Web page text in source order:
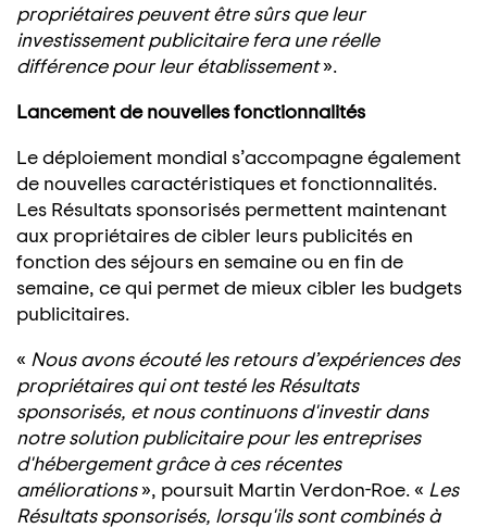
propriétaires peuvent être sûrs que leur
investissement publicitaire fera une réelle
différence pour leur établissement».
Lancement de nouvelles fonctionnalités
Le déploiement mondial s’accompagne également
de nouvelles caractéristiques et fonctionnalités.
Les Résultats sponsorisés permettent maintenant
aux propriétaires de cibler leurs publicités en
fonction des séjours en semaine ou en fin de
semaine, ce qui permet de mieux cibler les budgets
publicitaires.
« Nous avons écouté les retours d’expériences des
propriétaires qui ont testé les Résultats
sponsorisés, et nous continuons d'investir dans
notre solution publicitaire pour les entreprises
d'hébergement grâce à ces récentes
améliorations», poursuit Martin Verdon-Roe. « Les
Résultats sponsorisés, lorsqu'ils sont combinés à